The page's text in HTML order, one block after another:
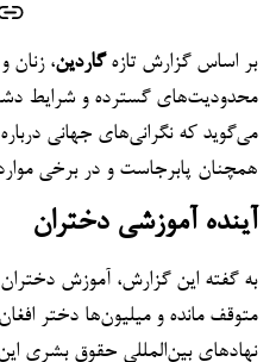
بر اساس گزارش تازهگاردین، زنان
محدودیت‌های گسترده و شرایط
می‌گوید که نگرانی‌های جهانی
همچنان پابرجاست و در برخی
آینده آموزشی دختران
به گفته این گزارش، آموزش
متوقف مانده و میلیون‌ها دختر
نهادهای بین‌المللی حقوق بشری